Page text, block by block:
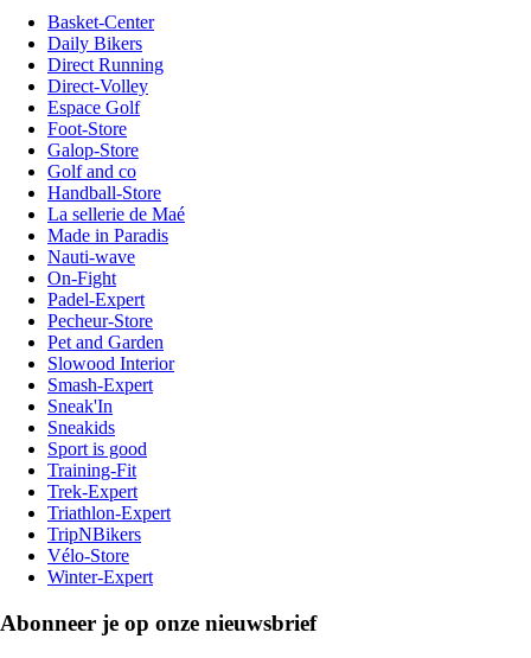
Basket-Center
Daily Bikers
Direct Running
Direct-Volley
Espace Golf
Foot-Store
Galop-Store
Golf and co
Handball-Store
La sellerie de Maé
Made in Paradis
Nauti-wave
On-Fight
Padel-Expert
Pecheur-Store
Pet and Garden
Slowood Interior
Smash-Expert
Sneak'In
Sneakids
Sport is good
Training-Fit
Trek-Expert
Triathlon-Expert
TripNBikers
Vélo-Store
Winter-Expert
Abonneer je op onze nieuwsbrief